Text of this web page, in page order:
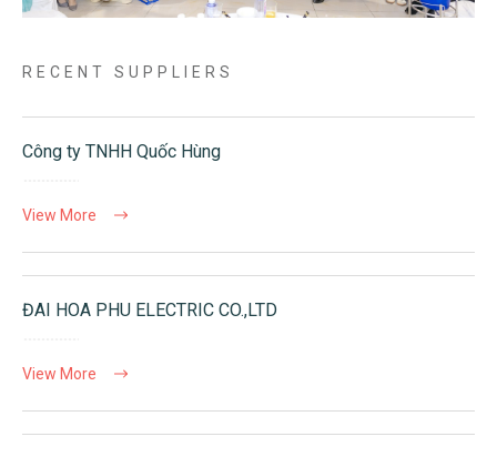
RECENT SUPPLIERS
Công ty TNHH Quốc Hùng
View More
ĐAI HOA PHU ELECTRIC CO.,LTD
View More